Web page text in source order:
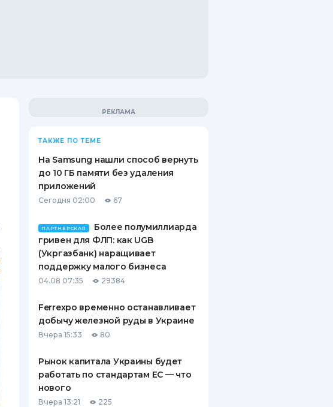
ТАКЖЕ ПО ТЕМЕ
На Samsung нашли способ вернуть
до 10 ГБ памяти без удаления
приложений
Сегодня 02:00 67
ПАРТНЕРСКАЯ
Более полумиллиарда
гривен для ФЛП: как UGB
(Укргазбанк) наращивает
поддержку малого бизнеса
04.08 07:35 29384
Ferrexpo временно останавливает
добычу железной руды в Украине
Вчера 15:33 80
Рынок капитала Украины будет
работать по стандартам ЕС — что
нового
Вчера 13:21 225